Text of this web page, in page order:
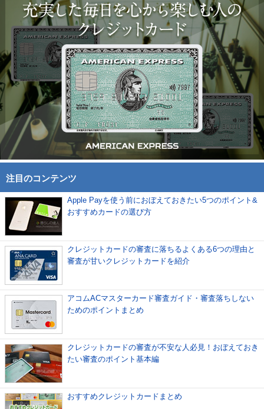
注目のコンテンツ
Apple Payを使う前におぼえておきたい5つのポイント&
おすすめカードの選び方
クレジットカードの審査に落ちるよくある6つの理由と
審査が甘いクレジットカードを紹介
アコムACマスターカード審査ガイド・審査落ちしない
ためのポイントまとめ
クレジットカードの審査が不安な人必見！おぼえておき
たい審査のポイント基本編
おすすめクレジットカードまとめ